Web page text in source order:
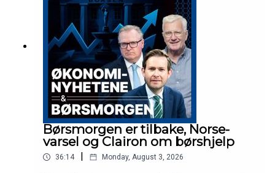
Børsmorgen er tilbake, Norse-
varsel og Clairon om børshjelp
36:14 Monday, August 3, 2026